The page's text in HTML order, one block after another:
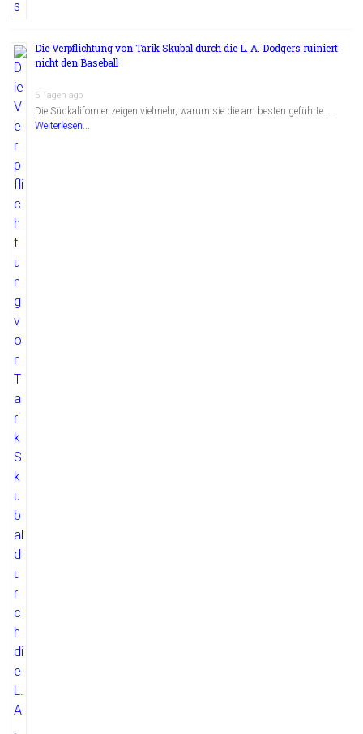
Die Verpflichtung von Tarik Skubal durch die L. A. Dodgers ruiniert
nicht den Baseball
5 Tagen ago
Die Südkalifornier zeigen vielmehr, warum sie die am besten geführte …
Weiterlesen...